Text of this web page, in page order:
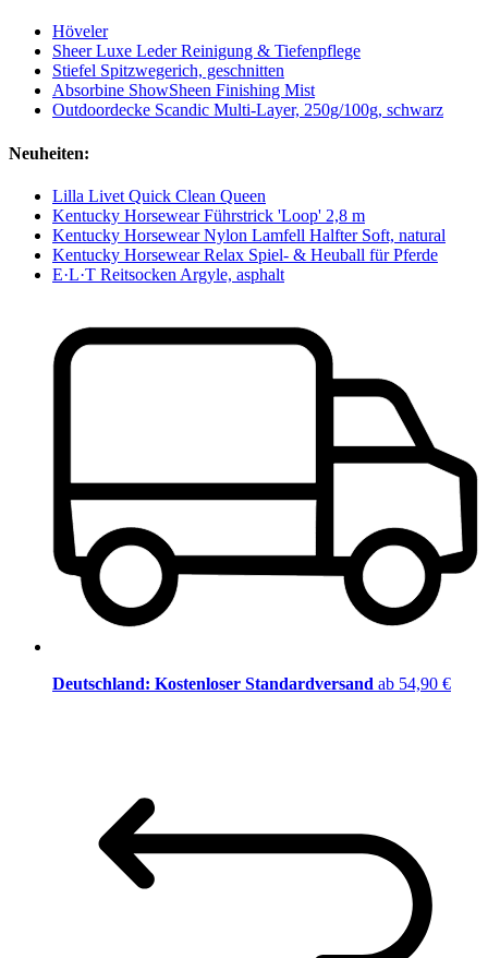
Höveler
Sheer Luxe Leder Reinigung & Tiefenpflege
Stiefel Spitzwegerich, geschnitten
Absorbine ShowSheen Finishing Mist
Outdoordecke Scandic Multi-Layer, 250g/100g, schwarz
Neuheiten:
Lilla Livet Quick Clean Queen
Kentucky Horsewear Führstrick 'Loop' 2,8 m
Kentucky Horsewear Nylon Lamfell Halfter Soft, natural
Kentucky Horsewear Relax Spiel- & Heuball für Pferde
E·L·T Reitsocken Argyle, asphalt
Deutschland: Kostenloser Standardversand ab 54,90 €